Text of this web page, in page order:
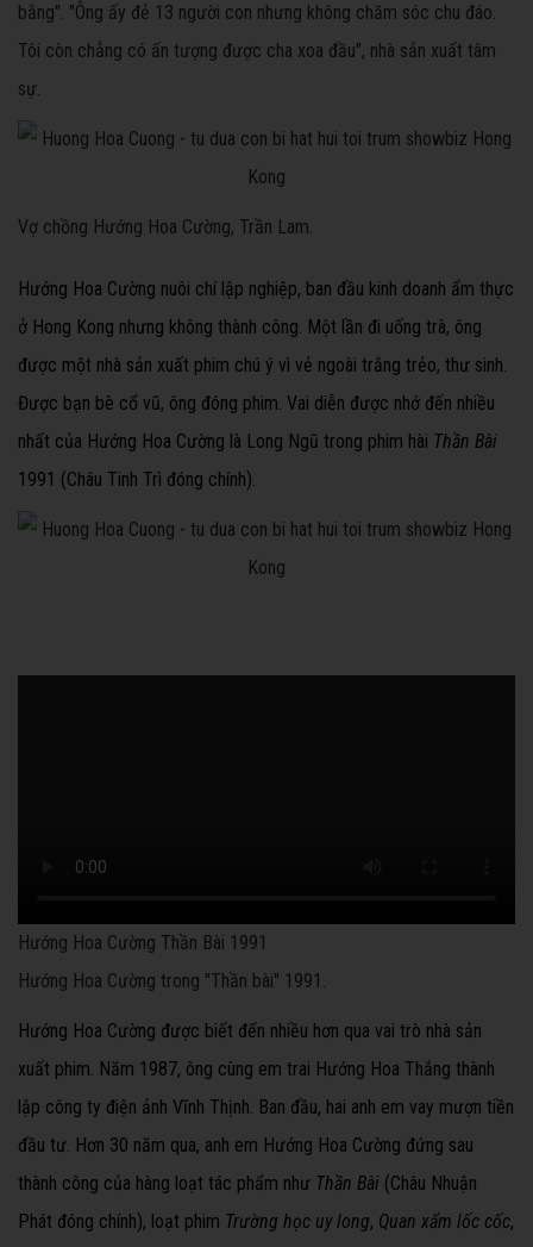
bằng". "Ông ấy đẻ 13 người con nhưng không chăm sóc chu đáo.
Tôi còn chẳng có ấn tượng được cha xoa đầu", nhà sản xuất tâm
sự.
Vợ chồng Hướng Hoa Cường, Trần Lam.
Hướng Hoa Cường nuôi chí lập nghiệp, ban đầu kinh doanh ẩm thực
ở Hong Kong nhưng không thành công. Một lần đi uống trà, ông
được một nhà sản xuất phim chú ý vì vẻ ngoài trắng trẻo, thư sinh.
Được bạn bè cổ vũ, ông đóng phim. Vai diễn được nhớ đến nhiều
nhất của Hướng Hoa Cường là Long Ngũ trong phim hài Thần Bài
1991 (Châu Tinh Trì đóng chính).
Hướng Hoa Cường Thần Bài 1991
Hướng Hoa Cường trong "Thần bài" 1991.
Hướng Hoa Cường được biết đến nhiều hơn qua vai trò nhà sản
xuất phim. Năm 1987, ông cùng em trai Hướng Hoa Thắng thành
lập công ty điện ảnh Vĩnh Thịnh. Ban đầu, hai anh em vay mượn tiền
đầu tư. Hơn 30 năm qua, anh em Hướng Hoa Cường đứng sau
thành công của hàng loạt tác phẩm như Thần Bài (Châu Nhuận
Phát đóng chính), loạt phim Trường học uy long, Quan xẩm lốc cốc,